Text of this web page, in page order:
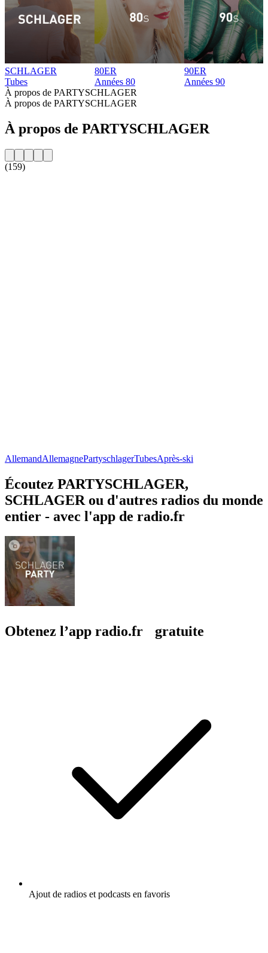
SCHLAGER
Tubes
80ER
Années 80
90ER
Années 90
À propos de PARTYSCHLAGER
À propos de PARTYSCHLAGER
À propos de PARTYSCHLAGER
(159)
AllemandAllemagnePartyschlagerTubesAprès-ski
Écoutez PARTYSCHLAGER,
SCHLAGER ou d'autres radios du monde
entier - avec l'app de radio.fr
Obtenez l’app radio.fr gratuite
Ajout de radios et podcasts en favoris